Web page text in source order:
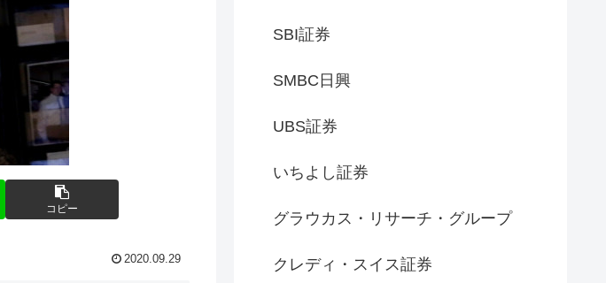
コピー
2020.09.29
SBI証券
SMBC日興
UBS証券
いちよし証券
グラウカス・リサーチ・グループ
クレディ・スイス証券